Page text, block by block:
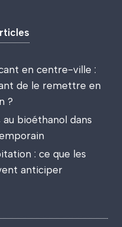
en centre-ville :
de le remettre en
?
bioéthanol dans
: ce que les
anticiper